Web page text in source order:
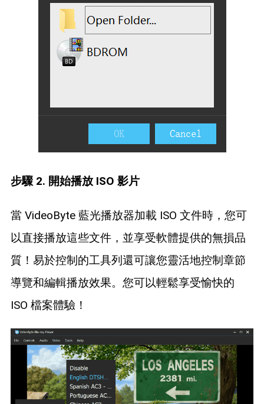
步驟 2. 開始播放 ISO 影片
當 VideoByte 藍光播放器加載 ISO 文件時，您可
以直接播放這些文件，並享受軟體提供的無損品
質！易於控制的工具列還可讓您靈活地控制章節
導覽和編輯播放效果。您可以輕鬆享受愉快的
ISO 檔案體驗！